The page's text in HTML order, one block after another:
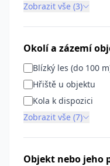
Zobrazit vše (3)
Okolí a zázemí
Blízký les (do 100
Hřiště u objektu
Kola k dispozici
Zobrazit vše (7)
Objekt nebo jeho